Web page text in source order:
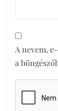
A nevem,
a